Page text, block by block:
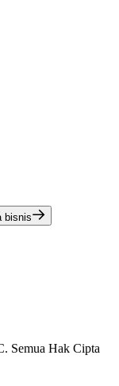
bisnis​​
Semua Hak Cipta